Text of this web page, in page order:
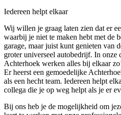
Iedereen helpt elkaar
Wij willen je graag laten zien dat er
waarbij je niet te maken hebt met de
garage, maar juist kunt genieten van
groter universeel autobedrijf. In onze
Achterhoek werken alles bij elkaar
Er heerst een gemoedelijke
als een hecht team. Iedereen helpt
collega die je op weg helpt als je er
Bij ons heb je de mogelijkheid om